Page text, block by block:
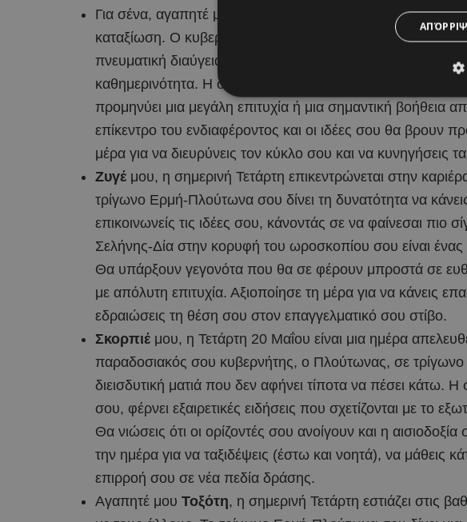
Για σένα, αγαπητέ μου
, η Τετάρτη αυτή είναι
καταξίωση. Ο κυβερνήτης σου Ερμής σε τρίγωνο με τον
πνευματική διαύγεια, επιτρέποντάς σου να λύσεις
καθημερινότητα. Η σύνοδος Σελήνης-Δία στον τομέα των
προμηνύει μια μεγάλη επιτυχία ή μια σημαντική βοήθεια
επίκεντρο του ενδιαφέροντος και οι ιδέες σου θα βρουν
μέρα για να διευρύνεις τον κύκλο σου και να κυνηγήσεις
Ζυγέ μου, η σημερινή Τετάρτη επικεντρώνεται στην
τρίγωνο Ερμή-Πλούτωνα σου δίνει τη δυνατότητα να
επικοινωνείς τις ιδέες σου, κάνοντάς σε να φαίνεσαι πιο
Σελήνης-Δία στην κορυφή του ωροσκοπίου σου είναι ένας
Θα υπάρξουν γεγονότα που θα σε φέρουν μπροστά σε
με απόλυτη επιτυχία. Αξιοποίησε τη μέρα για να κάνεις
εδραιώσεις τη θέση σου στον επαγγελματικό σου στίβο.
Σκορπιέ μου, η Τετάρτη 20 Μαΐου είναι μια ημέρα
παραδοσιακός σου κυβερνήτης, ο Πλούτωνας, σε τρίγωνο
διεισδυτική ματιά που δεν αφήνει τίποτα να πέσει κάτω.
σου, φέρνει εξαιρετικές ειδήσεις που σχετίζονται με το
Θα νιώσεις ότι οι ορίζοντές σου ανοίγουν και η
την ημέρα για να ταξιδέψεις (έστω και νοητά), να μάθεις
επιρροή σου σε νέα πεδία δράσης.
Αγαπητέ μου Τοξότη, η σημερινή Τετάρτη εστιάζει στις